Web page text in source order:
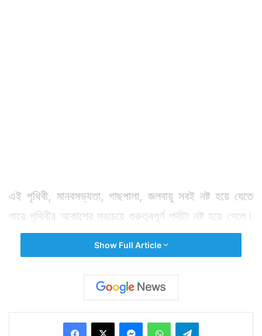
এই পৃথিবী, মানবসভ্যতা, গাছপালা, জলবায়ু সবই নষ্ট হয়ে যেতে
পারে পৃথিবীর আকাশের সবচেয়ে গুরুত্বপূর্ণ পর্দাটা নষ্ট হয়ে গেলে।
সেই নষ্টের পালা শুরুও হয়ে গেছে অনেক আগে থেকে।
Show Full Article